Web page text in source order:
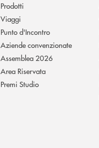
Prodotti
Viaggi
Punto d'Incontro
Aziende convenzionate
Assemblea 2026
Area Riservata
Premi Studio